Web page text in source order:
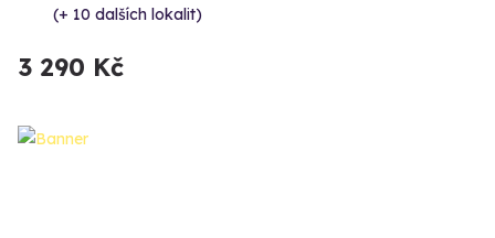
(+ 10 dalších lokalit)
3 290 Kč